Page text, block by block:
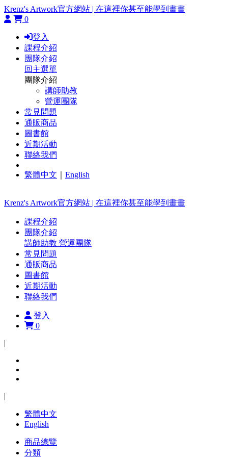
Krenz's Artwork官方網站 | 在這裡你甚至能學到畫畫
0
登入
課程介紹
團隊介紹
回主選單
團隊介紹
講師助教
營運團隊
常見問題
通販商品
圖書館
近期活動
聯絡我們
繁體中文 English
Krenz's Artwork官方網站 | 在這裡你甚至能學到畫畫
課程介紹
團隊介紹
講師助教 營運團隊
常見問題
通販商品
圖書館
近期活動
聯絡我們
登入
0
|
|
繁體中文
English
商品總覽
分類